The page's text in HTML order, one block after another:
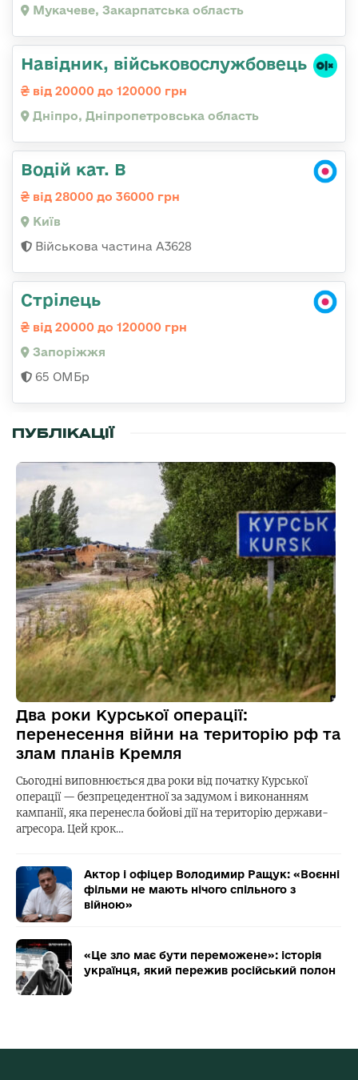
Мукачеве, Закарпатська область
Навідник, військовослужбовець
від 20000 до 120000 грн
Дніпро, Дніпропетровська область
Водій кат. В
від 28000 до 36000 грн
Київ
Військова частина А3628
Стрілець
від 20000 до 120000 грн
Запоріжжя
65 ОМБр
ПУБЛІКАЦІЇ
Два роки Курської операції:
перенесення війни на територію рф та
злам планів Кремля
Сьогодні виповнюється два роки від початку Курської
операції — безпрецедентної за задумом і виконанням
кампанії, яка перенесла бойові дії на територію держави-
агресора. Цей крок…
Актор і офіцер Володимир Ращук: «Воєнні
фільми не мають нічого спільного з
війною»
«Це зло має бути переможене»: історія
українця, який пережив російський полон